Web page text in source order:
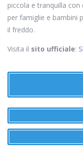
piccola e tranquilla
per famiglie e bambini
il freddo.
Visita il sito ufficiale: